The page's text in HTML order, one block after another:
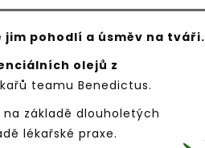
pohodlí a úsměv na tváři.
olejů z
teamu Benedictus.
základě dlouholetých
lékařské praxe.